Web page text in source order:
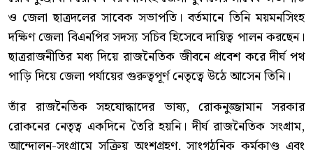
ও জেলা ছাত্রদলের সাবেক সভাপতি। বর্তমানে তিনি ময়মনসিংহ
দক্ষিণ জেলা বিএনপির সদস্য সচিব হিসেবে দায়িত্ব পালন করছেন।
ছাত্ররাজনীতির মধ্য দিয়ে রাজনৈতিক জীবনে প্রবেশ করে দীর্ঘ পথ
পাড়ি দিয়ে জেলা পর্যায়ের গুরুত্বপূর্ণ নেতৃত্বে উঠে আসেন তিনি।
তাঁর রাজনৈতিক সহযোদ্ধাদের ভাষ্য, রোকনুজ্জামান সরকার
রোকনের নেতৃত্ব একদিনে তৈরি হয়নি। দীর্ঘ রাজনৈতিক সংগ্রাম,